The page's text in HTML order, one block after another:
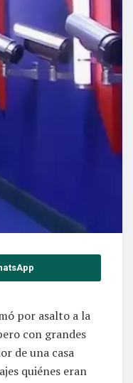
por asalto a la
con grandes
de una casa
quiénes eran